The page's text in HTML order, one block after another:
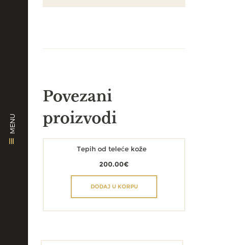
MENU
Povezani
proizvodi
Tepih od teleće kože
200.00€
DODAJ U KORPU